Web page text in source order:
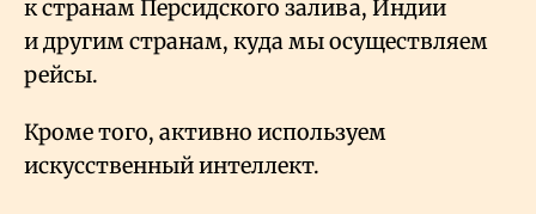
к странам Персидского залива, Индии
и другим странам, куда мы осуществляем
рейсы.
Кроме того, активно используем
искусственный интеллект.